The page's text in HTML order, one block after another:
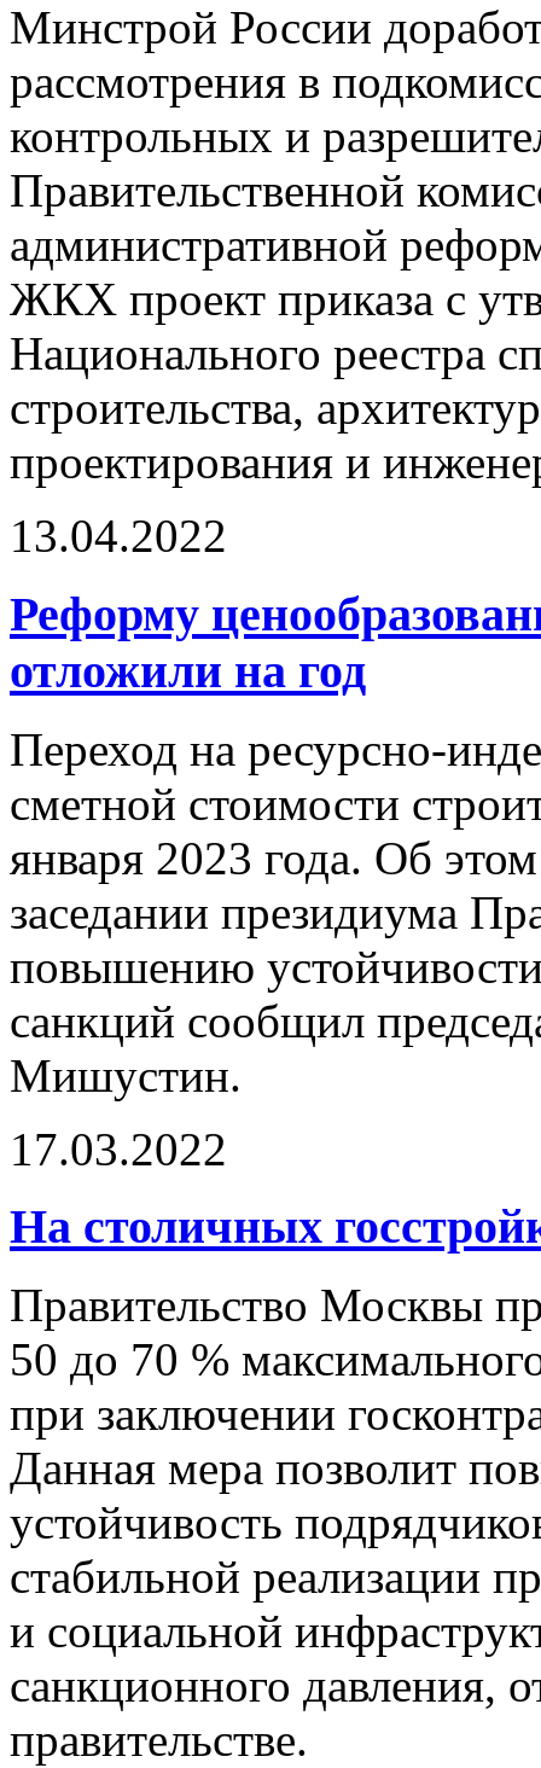
Минстрой России
рассмотрения в
контрольных и
Правительственной
административной
ЖКХ проект приказа с
Национального реестра
строительства,
проектирования и
13.04.2022
Реформу
отложили на год
Переход на ресурсно-
сметной стоимости
января 2023 года. Об
заседании президиума
повышению
санкций сообщил
Мишустин.
17.03.2022
На столичных
Правительство Москвы
50 до 70 %
при заключении
Данная мера позволит
устойчивость
стабильной реализации
и социальной
санкционного давления,
правительстве.